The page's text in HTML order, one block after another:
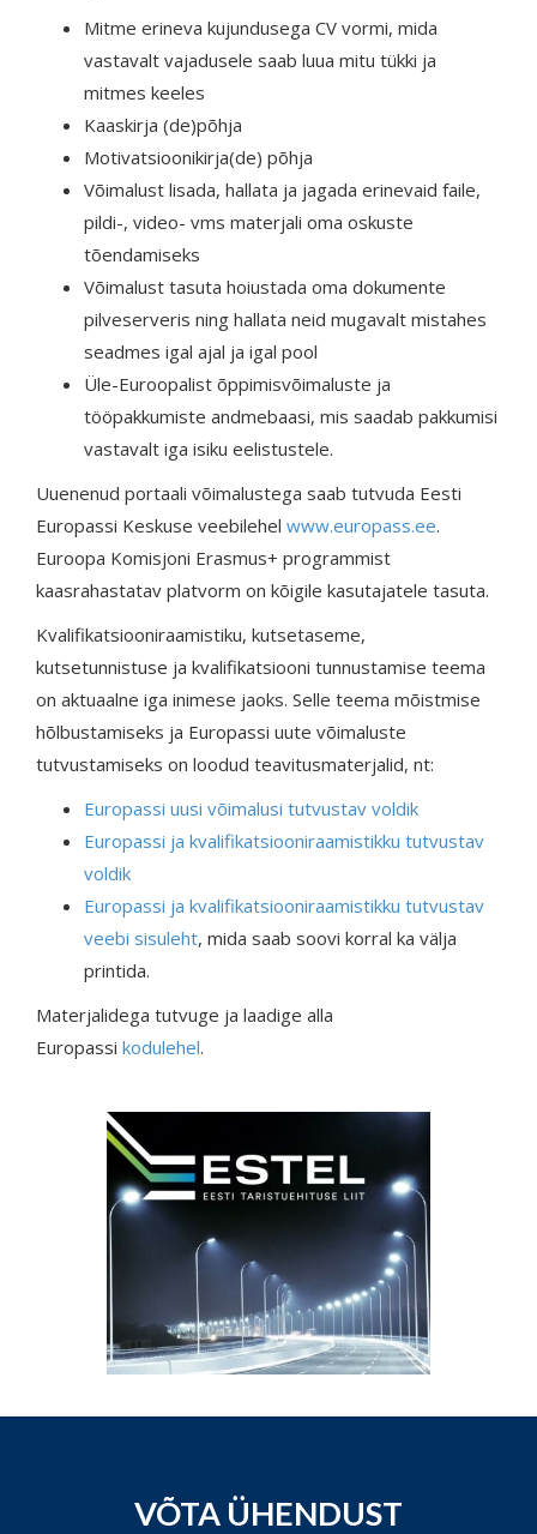
Mitme erineva kujundusega CV vormi, mida
vastavalt vajadusele saab luua mitu tükki ja
mitmes keeles
Kaaskirja (de)põhja
Motivatsioonikirja(de) põhja
Võimalust lisada, hallata ja jagada erinevaid faile,
pildi-, video- vms materjali oma oskuste
tõendamiseks
Võimalust tasuta hoiustada oma dokumente
pilveserveris ning hallata neid mugavalt mistahes
seadmes igal ajal ja igal pool
Üle-Euroopalist õppimisvõimaluste ja
tööpakkumiste andmebaasi, mis saadab pakkumisi
vastavalt iga isiku eelistustele.
Uuenenud portaali võimalustega saab tutvuda Eesti
Europassi Keskuse veebilehel www.europass.ee.
Euroopa Komisjoni Erasmus+ programmist
kaasrahastatav platvorm on kõigile kasutajatele tasuta.
Kvalifikatsiooniraamistiku, kutsetaseme,
kutsetunnistuse ja kvalifikatsiooni tunnustamise teema
on aktuaalne iga inimese jaoks. Selle teema mõistmise
hõlbustamiseks ja Europassi uute võimaluste
tutvustamiseks on loodud teavitusmaterjalid, nt:
Europassi uusi võimalusi tutvustav voldik
Europassi ja kvalifikatsiooniraamistikku tutvustav
voldik
Europassi ja kvalifikatsiooniraamistikku tutvustav
veebi sisuleht, mida saab soovi korral ka välja
printida.
Materjalidega tutvuge ja laadige alla
Europassi kodulehel.
VÕTA ÜHENDUST